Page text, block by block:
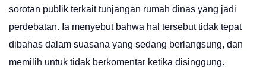
sorotan publik terkait tunjangan rumah dinas yang jadi
perdebatan. Ia menyebut bahwa hal tersebut tidak tepat
dibahas dalam suasana yang sedang berlangsung, dan
memilih untuk tidak berkomentar ketika disinggung.